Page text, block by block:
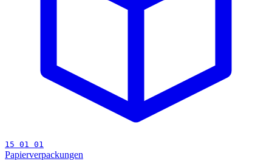
15 01 01
Papierverpackungen